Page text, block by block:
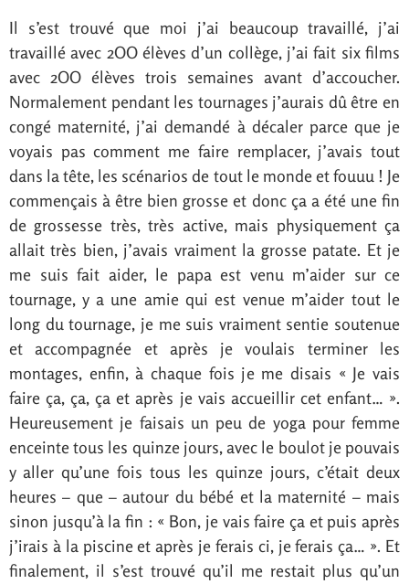
Il s’est trouvé que moi j’ai beaucoup travaillé, j’ai
travaillé avec 2OO élèves d’un collège, j’ai fait six films
avec 2OO élèves trois semaines avant d’accoucher.
Normalement pendant les tournages j’aurais dû être en
congé maternité, j’ai demandé à décaler parce que je
voyais pas comment me faire remplacer, j’avais tout
dans la tête, les scénarios de tout le monde et fouuu ! Je
commençais à être bien grosse et donc ça a été une fin
de grossesse très, très active, mais physiquement ça
allait très bien, j’avais vraiment la grosse patate. Et je
me suis fait aider, le papa est venu m’aider sur ce
tournage, y a une amie qui est venue m’aider tout le
long du tournage, je me suis vraiment sentie soutenue
et accompagnée et après je voulais terminer les
montages, enfin, à chaque fois je me disais « Je vais
faire ça, ça, ça et après je vais accueillir cet enfant… ».
Heureusement je faisais un peu de yoga pour femme
enceinte tous les quinze jours, avec le boulot je pouvais
y aller qu’une fois tous les quinze jours, c’était deux
heures – que – autour du bébé et la maternité – mais
sinon jusqu’à la fin : « Bon, je vais faire ça et puis après
j’irais à la piscine et après je ferais ci, je ferais ça… ». Et
finalement, il s’est trouvé qu’il me restait plus qu’un